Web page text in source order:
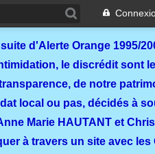
d'Alerte Orange 1995/
le discrédit sont
de notre
local ou pas, décidés à
Marie HAUTANT et
à travers un site avec